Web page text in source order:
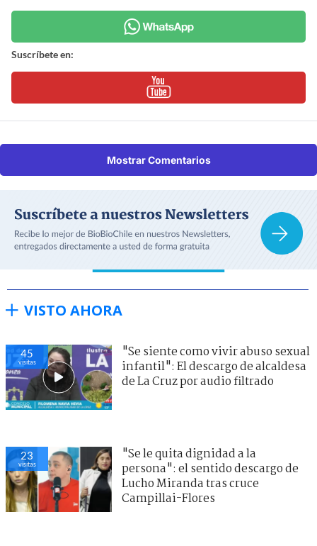
Suscríbete en:
Mostrar Comentarios
VISTO AHORA
45
visitas
"Se siente como vivir abuso sexual
infantil": El descargo de alcaldesa
de La Cruz por audio filtrado
23
visitas
"Se le quita dignidad a la
persona": el sentido descargo de
Lucho Miranda tras cruce
Campillai-Flores